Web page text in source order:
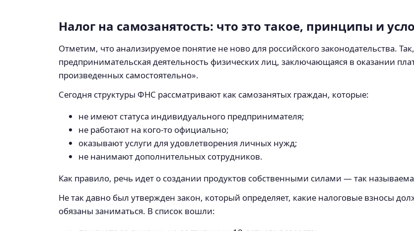
Налог на самозанятость: что это такое, принципы и
Отметим, что анализируемое понятие не ново для российского законодательства.
предпринимательская деятельность физических лиц, заключающаяся в оказании
произведенных самостоятельно».
Сегодня структуры ФНС рассматривают как самозанятых граждан, которые:
не имеют статуса индивидуального предпринимателя;
не работают на кого-то официально;
оказывают услуги для удовлетворения личных нужд;
не нанимают дополнительных сотрудников.
Как правило, речь идет о создании продуктов собственными силами — так
Не так давно был утвержден закон, который определяет, какие налоговые взносы
обязаны заниматься. В список вошли: